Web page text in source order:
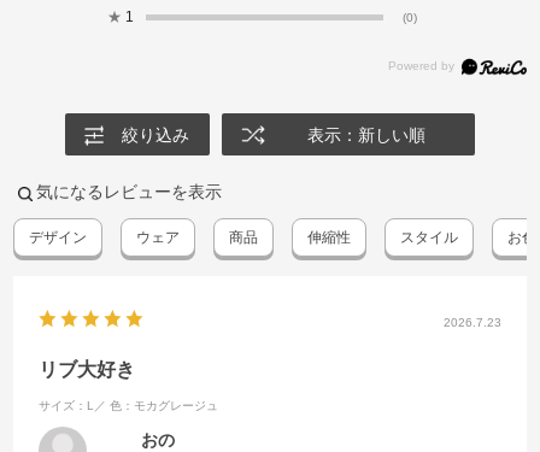
★ 1 (0)
絞り込み 表示：新しい順
気になるレビューを表示
デザイン ウェア 商品 伸縮性 スタイル お色
2026.7.23
リブ大好き
サイズ：L／ 色：モカグレージュ
おの